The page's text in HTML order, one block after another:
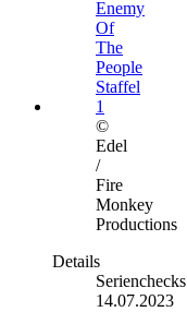
©
Edel
/
Fire
Monkey
Productions
Details
Serienchecks
14.07.2023